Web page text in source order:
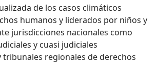
de los casos climáticos
humanos y liderados por niños y
jurisdicciones nacionales como
y cuasi judiciales
tribunales regionales de derechos